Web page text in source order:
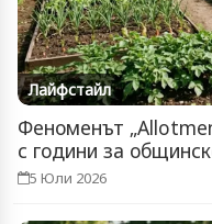
Лайфстайл
Феноменът
с години за
5 Юли 2026